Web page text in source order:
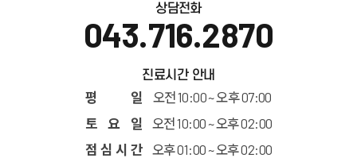
상담전화
043.716.2870
진료시간 안내
평 일
오전 10:00 ~ 오후 07:00
토 요 일
오전 10:00 ~ 오후 02:00
점 심 시 간
오후 01:00 ~ 오후 02:00